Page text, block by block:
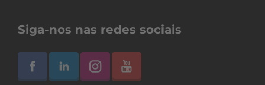
Siga-nos nas redes sociais